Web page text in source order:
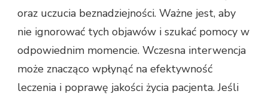
oraz uczucia beznadziejności. Ważne jest, aby
nie ignorować tych objawów i szukać pomocy w
odpowiednim momencie. Wczesna interwencja
może znacząco wpłynąć na efektywność
leczenia i poprawę jakości życia pacjenta. Jeśli